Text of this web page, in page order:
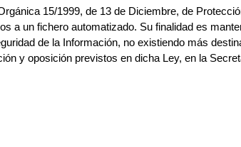
15/1999, de 13 de Diciembre, de
a un fichero automatizado. Su finalidad es
de la Información, no existiendo más
y oposición previstos en dicha Ley, en la